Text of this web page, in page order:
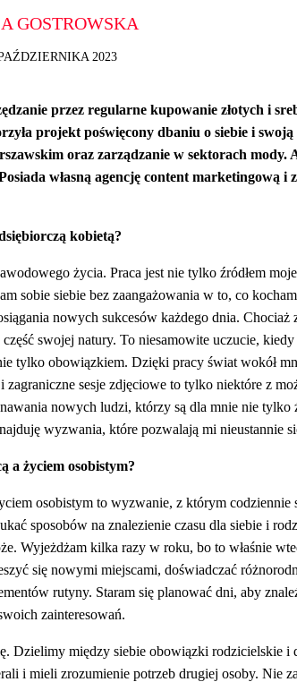
GOSTROWSKA
2023
przez regularne kupowanie złotych i
projekt poświęcony dbaniu o siebie i swoją
oraz zarządzanie w sektorach mody.
własną agencję content marketingową i
kobietą?
życia. Praca jest nie tylko źródłem
sobie siebie bez zaangażowania w to, co
nowych sukcesów każdego dnia. Chociaż
swojej natury. To niesamowite uczucie,
tylko obowiązkiem. Dzięki pracy świat wokół
sesje zdjęciowe to tylko niektóre z
nowych ludzi, którzy są dla mnie nie tylko
wyzwania, które pozwalają mi nieustannie
a życiem osobistym?
osobistym to wyzwanie, z którym codziennie
sposobów na znalezienie czasu dla siebie i
Wyjeżdżam kilka razy w roku, bo to właśnie
się nowymi miejscami, doświadczać
rutyny. Staram się planować dni, aby
zainteresowań.
Dzielimy między siebie obowiązki rodzicielskie i
i mieli zrozumienie potrzeb drugiej osoby. Nie